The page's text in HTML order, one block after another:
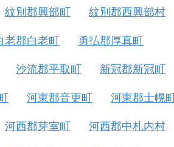
紋別郡興部町 紋別郡西興部村
老郡白老町 勇払郡厚真町
沙流郡平取町 新冠郡新冠町
河東郡音更町 河東郡士幌町
河西郡芽室町 河西郡中札内村